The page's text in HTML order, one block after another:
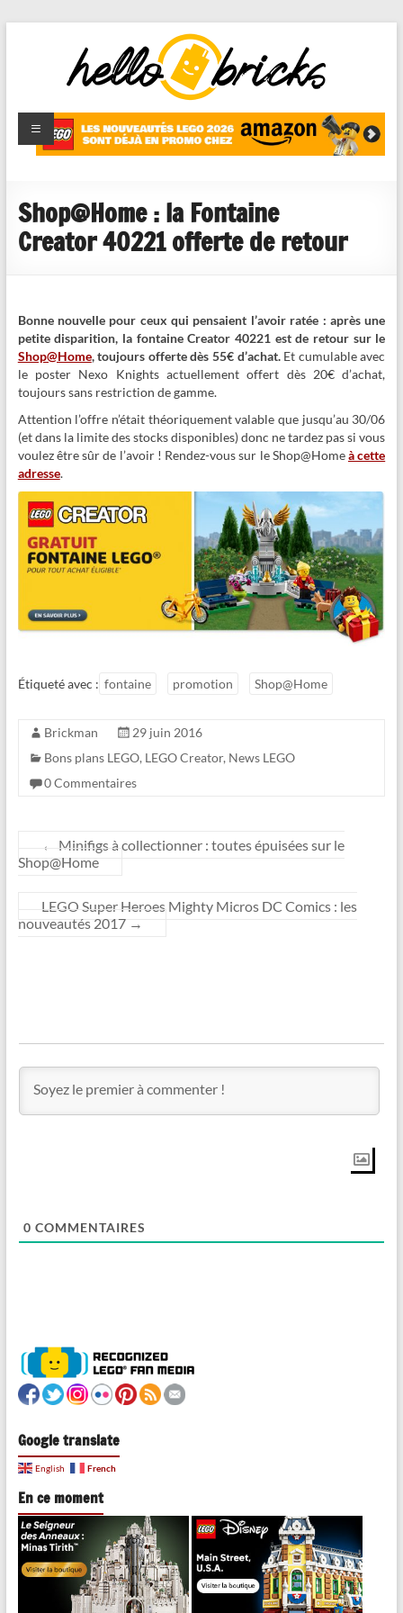
HelloBricks
Blog LEGO,
nouveaut�s
reviews
Shop@Home : la Fontaine
Creator 40221 offerte de retour
Bonne nouvelle pour ceux qui pensaient l’avoir ratée : après une
petite disparition, la fontaine Creator 40221 est de retour sur le
Shop@Home, toujours offerte dès 55€ d’achat.Et cumulable avec
le poster Nexo Knights actuellement offert dès 20€ d’achat,
toujours sans restriction de gamme.
Attention l’offre n’était théoriquement valable que jusqu’au 30/06
(et dans la limite des stocks disponibles) donc ne tardez pas si vous
voulez être sûr de l’avoir ! Rendez-vous sur le Shop@Homeà cette
adresse.
Étiqueté avec : fontaine promotion Shop@Home
Brickman
29 juin 2016
Bons plans LEGO, LEGO Creator, News LEGO
0 Commentaires
←
Minifigs à collectionner : toutes épuisées sur le
Shop@Home
LEGO Super Heroes Mighty Micros DC Comics : les
nouveautés 2017 →
0 COMMENTAIRES
Google translate
English French
En ce moment